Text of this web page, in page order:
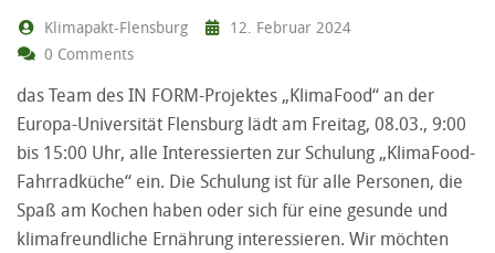
Klimapakt-Flensburg
12. Februar 2024
0 Comments
das Team des IN FORM-Projektes „KlimaFood“ an der
Europa-Universität Flensburg lädt am Freitag, 08.03., 9:00
bis 15:00 Uhr, alle Interessierten zur Schulung „KlimaFood-
Fahrradküche“ ein. Die Schulung ist für alle Personen, die
Spaß am Kochen haben oder sich für eine gesunde und
klimafreundliche Ernährung interessieren. Wir möchten